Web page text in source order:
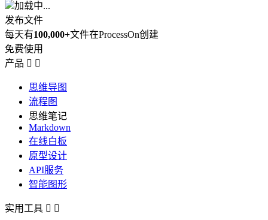
加载中...
发布文件
每天有100,000+文件在ProcessOn创建
免费使用
产品  
思维导图
流程图
思维笔记
Markdown
在线白板
原型设计
API服务
智能图形
实用工具  